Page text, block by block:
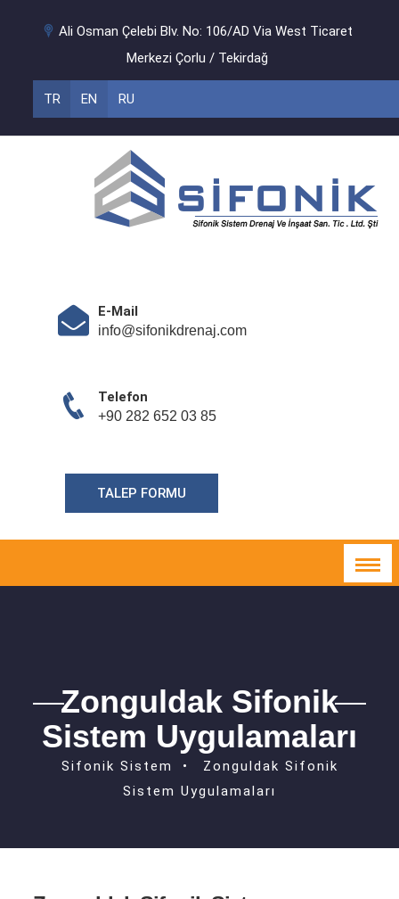
Ali Osman Çelebi Blv. No: 106/AD Via West Ticaret
Merkezi Çorlu / Tekirdağ
TR EN RU
E-Mail
info@sifonikdrenaj.com
Telefon
+90 282 652 03 85
TALEP FORMU
Zonguldak Sifonik
Sistem Uygulamaları
Sifonik Sistem
Zonguldak Sifonik
Sistem Uygulamaları